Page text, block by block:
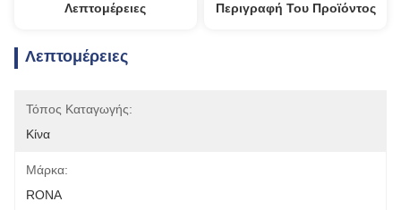
Λεπτομέρειες Περιγραφή Του Προϊόντος
Λεπτομέρειες
Τόπος Καταγωγής:
Κίνα
Μάρκα:
RONA